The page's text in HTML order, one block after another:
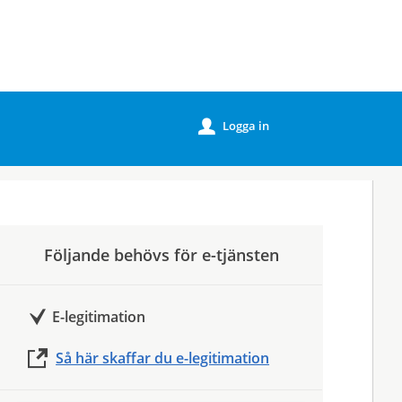
u Logga in
Följande behövs för e-tjänsten
E-legitimation
Så här skaffar du e-legitimation